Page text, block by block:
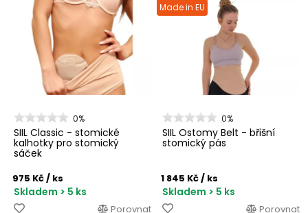
0%
SIIL Classic - stomické
kalhotky pro stomický
sáček
975 Kč/ ks
Skladem > 5 ks
Porovnat
Made in EU
0%
SIIL Ostomy Belt - břišní
stomický pás
1 845 Kč/ ks
Skladem > 5 ks
Porovnat